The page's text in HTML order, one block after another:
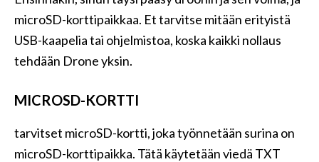
microSD-korttipaikkaa. Et tarvitse mitään erityistä
USB-kaapelia tai ohjelmistoa, koska kaikki nollaus
tehdään Drone yksin.
MICROSD-KORTTI
tarvitset microSD-kortti, joka työnnetään surina on
microSD-korttipaikka. Tätä käytetään viedä TXT